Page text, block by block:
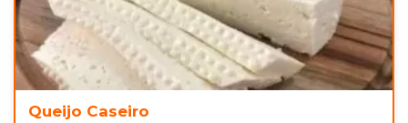
Queijo Caseiro